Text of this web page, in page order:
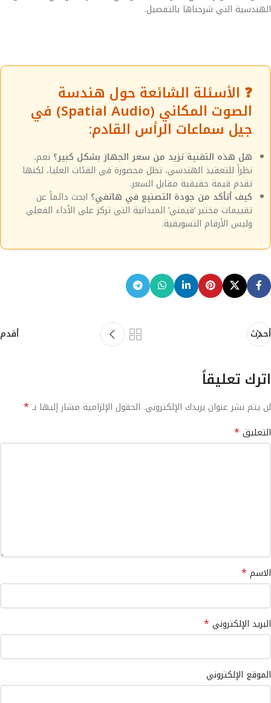
الهندسية التي شرحناها بالتفصيل.
❓ الأسئلة الشائعة حول هندسة
الصوت المكاني (Spatial Audio) في
جيل سماعات الرأس القادم:
هل هذه التقنية تزيد من سعر الجهاز بشكل كبير؟ نعم،
نظراً للتعقيد الهندسي، تظل محصورة في الفئات العليا، لكنها
تقدم قيمة حقيقية مقابل السعر.
كيف أتأكد من جودة التصنيع في هاتفي؟ ابحث دائماً عن
تقييمات مختبر ‘قيمني’ الميدانية التي تركز على الأداء الفعلي
وليس الأرقام التسويقية.
أحدث أقدم
اترك تعليقاً
لن يتم نشر عنوان بريدك الإلكتروني. الحقول الإلزامية مشار إليها بـ *
التعليق *
الاسم *
البريد الإلكتروني *
الموقع الإلكتروني